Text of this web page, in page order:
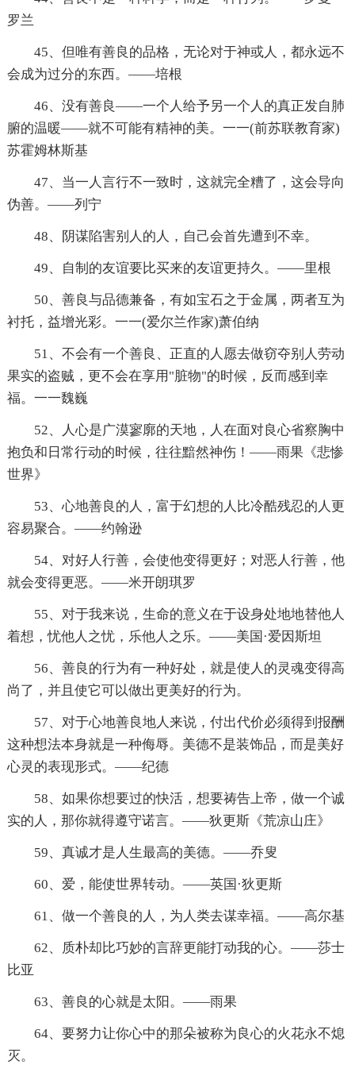
罗兰
45、但唯有善良的品格，无论对于神或人，都永远不
会成为过分的东西。——培根
46、没有善良——一个人给予另一个人的真正发自肺
腑的温暖——就不可能有精神的美。一一(前苏联教育家)
苏霍姆林斯基
47、当一人言行不一致时，这就完全糟了，这会导向
伪善。——列宁
48、阴谋陷害别人的人，自己会首先遭到不幸。
49、自制的友谊要比买来的友谊更持久。——里根
50、善良与品德兼备，有如宝石之于金属，两者互为
衬托，益增光彩。一一(爱尔兰作家)萧伯纳
51、不会有一个善良、正直的人愿去做窃夺别人劳动
果实的盗贼，更不会在享用"脏物"的时候，反而感到幸
福。一一魏巍
52、人心是广漠寥廓的天地，人在面对良心省察胸中
抱负和日常行动的时候，往往黯然神伤！——雨果《悲惨
世界》
53、心地善良的人，富于幻想的人比冷酷残忍的人更
容易聚合。——约翰逊
54、对好人行善，会使他变得更好；对恶人行善，他
就会变得更恶。——米开朗琪罗
55、对于我来说，生命的意义在于设身处地地替他人
着想，忧他人之忧，乐他人之乐。——美国·爱因斯坦
56、善良的行为有一种好处，就是使人的灵魂变得高
尚了，并且使它可以做出更美好的行为。
57、对于心地善良地人来说，付出代价必须得到报酬
这种想法本身就是一种侮辱。美德不是装饰品，而是美好
心灵的表现形式。——纪德
58、如果你想要过的快活，想要祷告上帝，做一个诚
实的人，那你就得遵守诺言。——狄更斯《荒凉山庄》
59、真诚才是人生最高的美德。——乔叟
60、爱，能使世界转动。——英国·狄更斯
61、做一个善良的人，为人类去谋幸福。——高尔基
62、质朴却比巧妙的言辞更能打动我的心。——莎士
比亚
63、善良的心就是太阳。——雨果
64、要努力让你心中的那朵被称为良心的火花永不熄
灭。